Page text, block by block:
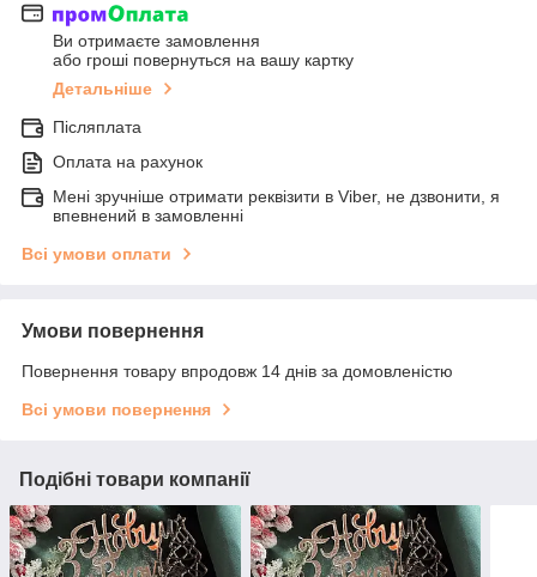
Ви отримаєте замовлення
або гроші повернуться на вашу картку
Детальніше
Післяплата
Оплата на рахунок
Мені зручніше отримати реквізити в Viber, не дзвонити, я
впевнений в замовленні
Всі умови оплати
Умови повернення
Повернення товару впродовж 14 днів за домовленістю
Всі умови повернення
Подібні товари компанії